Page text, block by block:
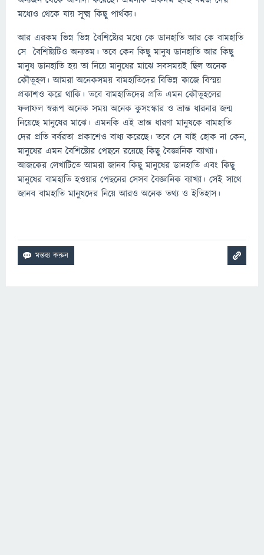
মধ্যেও থেকে যায় সূক্ষ্ম কিছু পার্থক্য।
আর এরকম ভিন্ন ভিন্ন বৈশিষ্ট্যের মধ্যে কে ডানহাতি আর কে বামহাতি
সে বৈশিষ্ট্যটিও অন্যতম। তবে কেন কিছু মানুষ ডানহাতি আর কিছু
মানুষ ডানহাতি হয় তা নিয়ে মানুষের মাঝে সবসময়ই ছিল অনেক
কৌতূহল। আমরা অনেকসময় বামহাতিদের বিভিন্ন কাজে বিস্ময়
প্রকাশও করে থাকি। তবে বামহাতিদের প্রতি এমন কৌতূহলের
ফলাফল স্বরূপ অনেক সময় অনেক কুসংস্কার ও ভ্রান্ত ধারনার জন্ম
নিয়েছে মানুষের মাঝে। এমনকি এই ভ্রান্ত ধারণা মানুষকে বামহাতি
দের প্রতি বর্বরতা প্রকাশেও বাধ্য করেছে। তবে সে যাই হোক না কেন,
মানুষের এমন বৈশিষ্ট্যের পেছনে রয়েছে কিছু বৈজ্ঞানিক ব্যাখ্যা।
আজকের লেখাটিতে আমরা জানব কিছু মানুষের ডানহাতি এবং কিছু
মানুষের বামহাতি হওয়ার পেছনের সেসব বৈজ্ঞানিক ব্যাখ্যা। সেই সাথে
জানব বামহাতি মানুষদের নিয়ে আরও অনেক তথ্য ও ইতিহাস।